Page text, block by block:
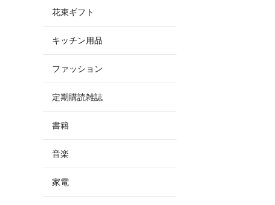
花束ギフト
キッチン用品
ファッション
定期購読雑誌
書籍
音楽
家電